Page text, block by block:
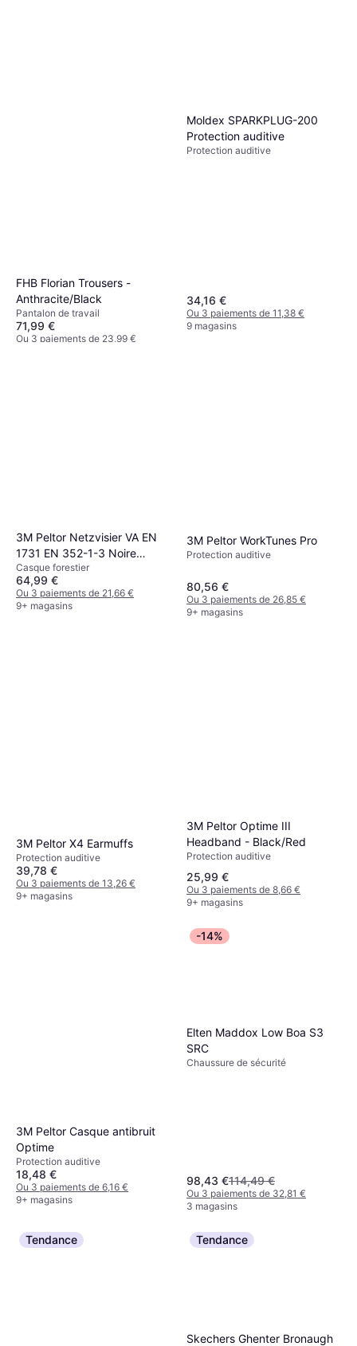
FHB Florian Trousers -
Anthracite/Black
Pantalon de travail
71,99 €
Ou 3 paiements de 23,99 €
Moldex SPARKPLUG-200
Protection auditive
Protection auditive
34,16 €
Ou 3 paiements de 11,38 €
9 magasins
3M Peltor Netzvisier VA EN
1731 EN 352-1-3 Noire
Orange
Casque forestier
64,99 €
Ou 3 paiements de 21,66 €
9+ magasins
3M Peltor WorkTunes Pro
Protection auditive
80,56 €
Ou 3 paiements de 26,85 €
9+ magasins
3M Peltor X4 Earmuffs
Protection auditive
39,78 €
Ou 3 paiements de 13,26 €
9+ magasins
3M Peltor Optime III
Headband - Black/Red
Protection auditive
25,99 €
Ou 3 paiements de 8,66 €
9+ magasins
3M Peltor Casque antibruit
Optime
Protection auditive
18,48 €
Ou 3 paiements de 6,16 €
9+ magasins
-14%
Elten Maddox Low Boa S3
SRC
Chaussure de sécurité
98,43 €114,49 €
Ou 3 paiements de 32,81 €
3 magasins
Tendance Tendance
Skechers Ghenter Bronaugh